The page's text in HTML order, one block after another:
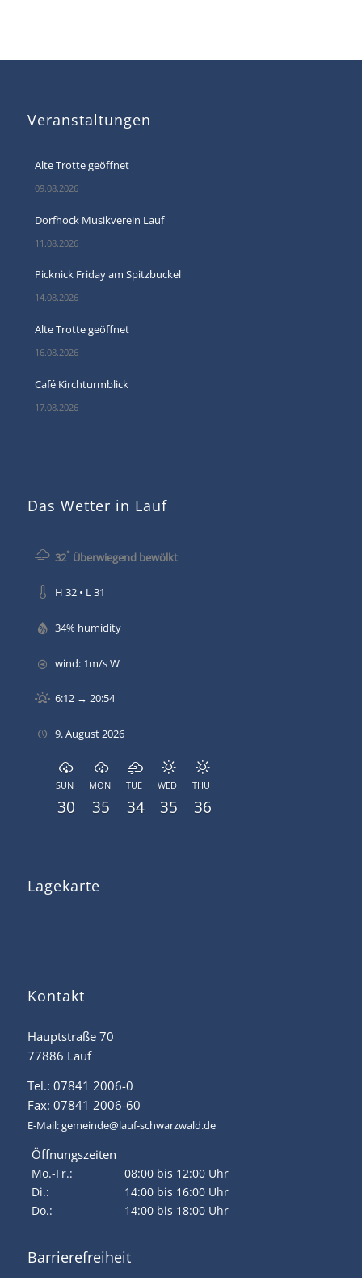
Veranstaltungen
Alte Trotte geöffnet
09.08.2026
Dorfhock Musikverein Lauf
11.08.2026
Picknick Friday am Spitzbuckel
14.08.2026
Alte Trotte geöffnet
16.08.2026
Café Kirchturmblick
17.08.2026
Das Wetter in Lauf
32°Überwiegend bewölkt
H 32 • L 31
34% humidity
wind: 1m/s W
6:12 → 20:54
9. August 2026
SUN
30
MON
35
TUE
34
WED
35
THU
36
Lagekarte
Kontakt
Hauptstraße 70
77886 Lauf
Tel.: 07841 2006-0
Fax: 07841 2006-60
E-Mail:gemeinde@lauf-schwarzwald.de
Öffnungszeiten
Mo.-Fr.:
08:00 bis 12:00 Uhr
Di.:
14:00 bis 16:00 Uhr
Do.:
14:00 bis 18:00 Uhr
Barrierefreiheit